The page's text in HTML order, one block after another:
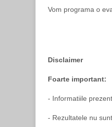
Vom programa o
Disclaimer
Foarte important:
- Informatiile
- Rezultatele nu